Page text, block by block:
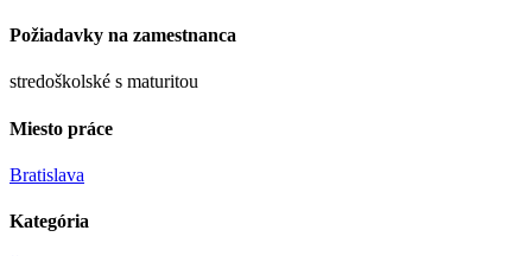
Požiadavky na zamestnanca
stredoškolské s maturitou
Miesto práce
Bratislava
Kategória